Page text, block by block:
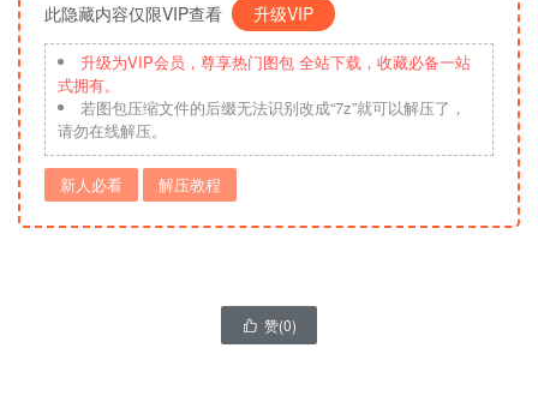
此隐藏内容仅限VIP查看 升级VIP
升级为VIP会员，尊享热门图包 全站下载，收藏必备一站
式拥有。
若图包压缩文件的后缀无法识别改成“7z”就可以解压了，
请勿在线解压。
新人必看 解压教程
 赞(0)